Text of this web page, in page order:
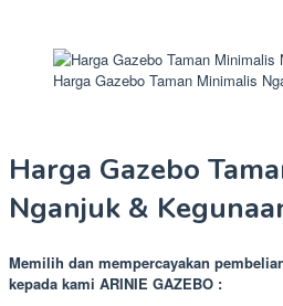
Harga Gazebo Taman Minimalis
Harga Gazebo
Nganjuk &
Memilih dan mempercayakan
kepada kami ARINIE GAZEBO :